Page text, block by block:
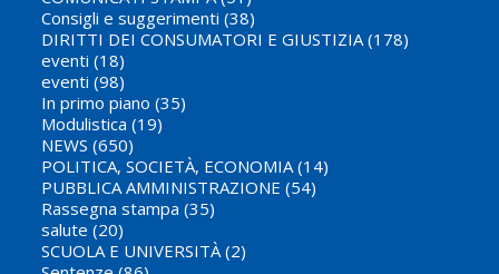
Consigli e suggerimenti (38)
DIRITTI DEI CONSUMATORI E GIUSTIZIA (178)
eventi (18)
eventi (98)
In primo piano (35)
Modulistica (19)
NEWS (650)
POLITICA, SOCIETÀ, ECONOMIA (14)
PUBBLICA AMMINISTRAZIONE (54)
Rassegna stampa (35)
salute (20)
SCUOLA E UNIVERSITÀ (2)